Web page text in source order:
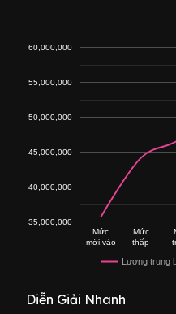
Lương trung
Mức
mới vào
Mức
thấp
35,000,000
40,000,000
45,000,000
50,000,000
55,000,000
60,000,000
Diễn Giải Nhanh